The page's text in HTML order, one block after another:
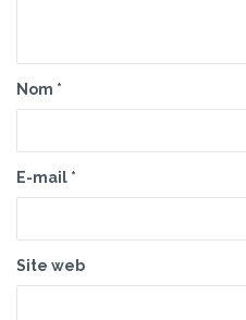
Nom *
E-mail *
Site web